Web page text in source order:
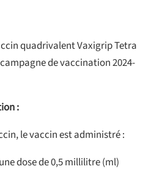
quadrivalent Vaxigrip Tetra
de vaccination 2024-
:
le vaccin est administré :
dose de 0,5 millilitre (ml)